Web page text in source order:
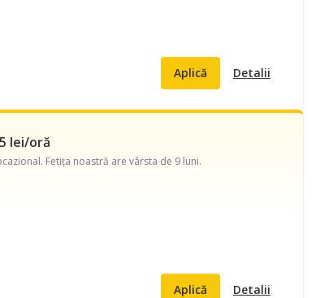
Aplică Detalii
lei/oră
Fetița noastră are vârsta de 9 luni.
Aplică Detalii